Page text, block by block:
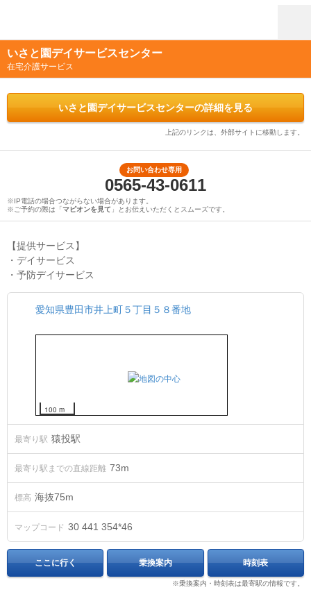
いさと園デイサービスセンター
在宅介護サービス
いさと園デイサービスセンターの詳細を見る
上記のリンクは、外部サイトに移動します。
お問い合わせ専用
0565-43-0611
※IP電話の場合つながらない場合があります。
※ご予約の際は「マピオンを見て 」とお伝えいただくとスムーズです。
【提供サービス】
・デイサービス
・予防デイサービス
愛知県豊田市井上町５丁目５８番地
100 m
最寄り駅 猿投駅
最寄り駅までの直線距離 73m
標高 海抜75m
マップコード 30 441 354*46
ここに行く 乗換案内 時刻表
※乗換案内・時刻表は最寄駅の情報です。